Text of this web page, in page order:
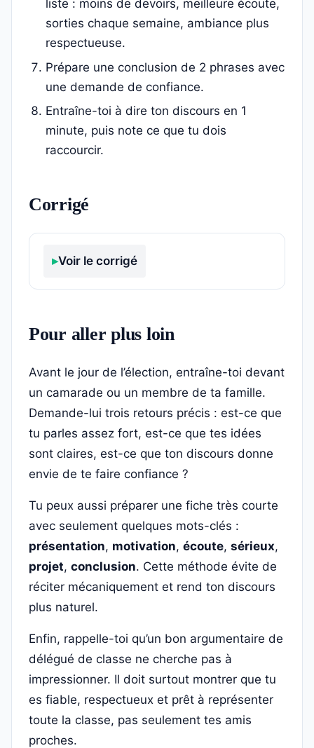
liste : moins de devoirs, meilleure écoute,
sorties chaque semaine, ambiance plus
respectueuse.
Prépare une conclusion de 2 phrases avec
une demande de confiance.
Entraîne-toi à dire ton discours en 1
minute, puis note ce que tu dois
raccourcir.
Corrigé
Voir le corrigé
Pour aller plus loin
Avant le jour de l’élection, entraîne-toi devant
un camarade ou un membre de ta famille.
Demande-lui trois retours précis : est-ce que
tu parles assez fort, est-ce que tes idées
sont claires, est-ce que ton discours donne
envie de te faire confiance ?
Tu peux aussi préparer une fiche très courte
avec seulement quelques mots-clés :
présentation, motivation, écoute, sérieux,
projet, conclusion. Cette méthode évite de
réciter mécaniquement et rend ton discours
plus naturel.
Enfin, rappelle-toi qu’un bon argumentaire de
délégué de classe ne cherche pas à
impressionner. Il doit surtout montrer que tu
es fiable, respectueux et prêt à représenter
toute la classe, pas seulement tes amis
proches.